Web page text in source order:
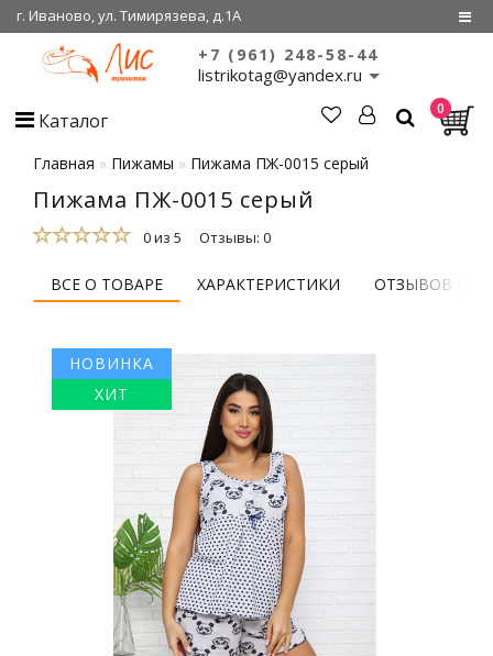
г. Иваново, ул. Тимирязева, д.1А
Регистрация
Войти
О нас
+7 (961) 248-58-44
listrikotag@yandex.ru
Каталог 0
Главная Пижамы Пижама ПЖ-0015 серый
Пижама ПЖ-0015 серый
0 из 5 Отзывы: 0
ВСЕ О ТОВАРЕ ХАРАКТЕРИСТИКИ ОТЗЫВОВ (0)
НОВИНКА
ХИТ